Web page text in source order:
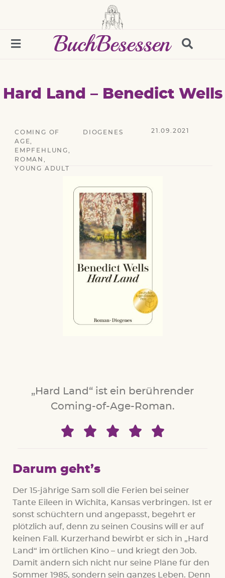
Hard Land – Benedict Wells
COMING OF
AGE
EMPFEHLUNG
ROMAN
YOUNG ADULT
DIOGENES 21.09.2021
„Hard Land“ ist ein berührender
Coming-of-Age-Roman.
    
Darum geht’s
Der 15-jährige Sam soll die Ferien bei seiner
Tante Eileen in Wichita, Kansas verbringen. Ist er
sonst schüchtern und angepasst, begehrt er
plötzlich auf, denn zu seinen Cousins will er auf
keinen Fall. Kurzerhand bewirbt er sich in „Hard
Land“ im örtlichen Kino – und kriegt den Job.
Damit ändern sich nicht nur seine Pläne für den
Sommer 1985, sondern sein ganzes Leben. Denn